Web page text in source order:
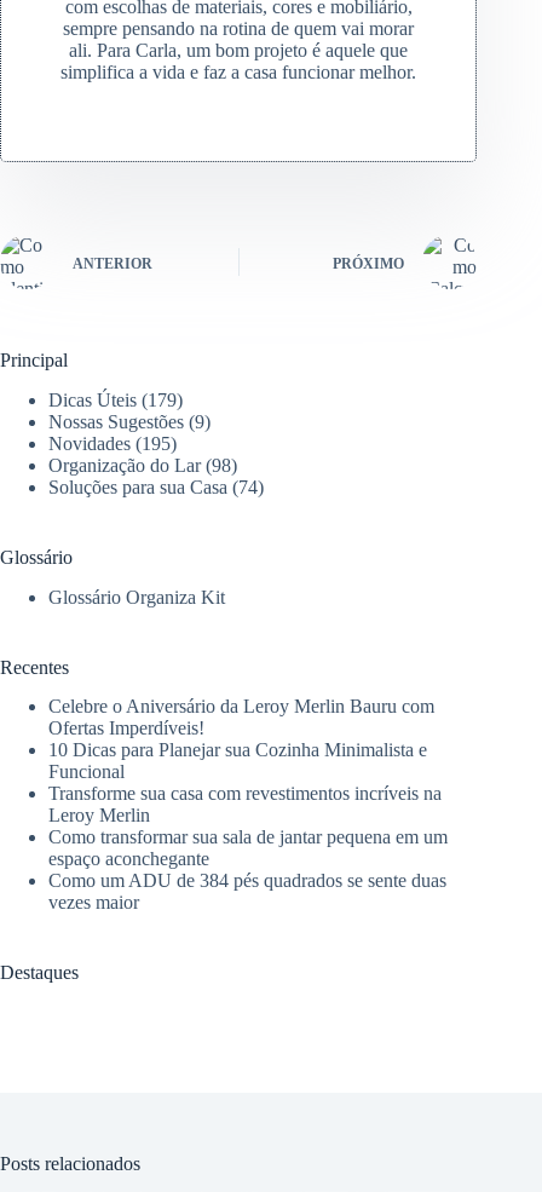
com escolhas de materiais, cores e mobiliário,
sempre pensando na rotina de quem vai morar
ali. Para Carla, um bom projeto é aquele que
simplifica a vida e faz a casa funcionar melhor.
ANTERIOR PRÓXIMO
Principal
Dicas Úteis (179)
Nossas Sugestões (9)
Novidades (195)
Organização do Lar(98)
Soluções para sua Casa (74)
Glossário
Glossário Organiza Kit
Recentes
Celebre o Aniversário da Leroy Merlin Bauru com
Ofertas Imperdíveis!
10 Dicas para Planejar sua Cozinha Minimalista e
Funcional
Transforme sua casa com revestimentos incríveis na
Leroy Merlin
Como transformar sua sala de jantar pequena em um
espaço aconchegante
Como um ADU de 384 pés quadrados se sente duas
vezes maior
Destaques
Posts relacionados